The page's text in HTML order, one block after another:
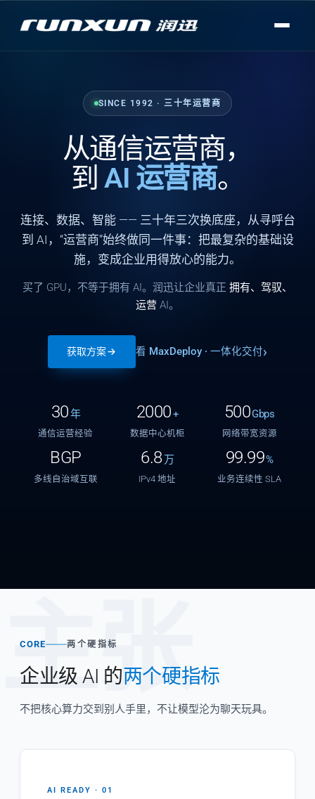
SINCE 1992 · 三十年运营商
从通信运营商，
到 AI 运营商。
连接、 数据、 智能—— 三十年三次换底座，从寻呼台
到 AI，“运营商”始终做同一件事：把最复杂的基础设
施，变成企业用得放心的能力。
买了 GPU，不等于拥有 AI。润迅让企业真正 拥有、驾驭、
运营 AI。
获取方案 看 MaxDeploy · 一体化交付
30年
通信运营经验
2000+
数据中心机柜
500Gbps
网络带宽资源
BGP
多线自治域互联
6.8 万
IPv4 地址
99.99%
业务连续性 SLA
主张
CORE 两个硬指标
企业级 AI 的两个硬指标
不把核心算力交到别人手里，不让模型沦为聊天玩具。
AI READY · 01